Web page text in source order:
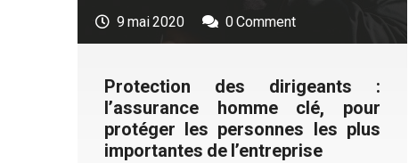
9 mai 2020 0 Comment
Protection des dirigeants :
l’assurance homme clé, pour
protéger les personnes les plus
importantes de l’entreprise